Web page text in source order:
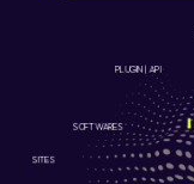
SITES
PLUGIN | API
SOFTWARES